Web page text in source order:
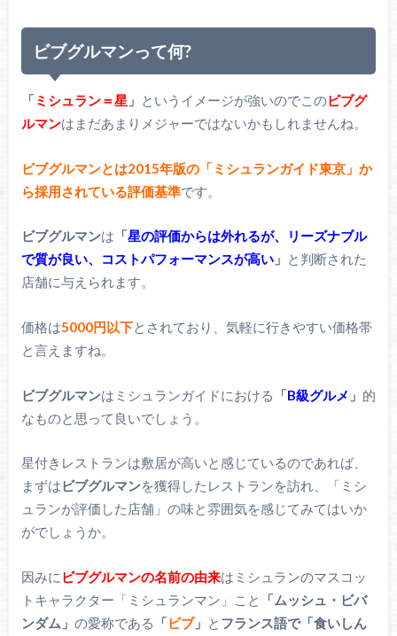
ビブグルマンって何?
「 ミシュラン＝星 」 というイメージが強いのでこのビブグ
ルマンはまだあまりメジャーではないかもしれませんね。
ビブグルマンとは2015年版の「ミシュランガイド東京」か
ら採用されている評価基準です。
ビブグルマンは 「星の評価からは外れるが、リーズナブル
で質が良い、コストパフォーマンスが高い」 と判断された
店舗に与えられます。
価格は5000円以下とされており、気軽に行きやすい価格帯
と言えますね。
ビブグルマンはミシュランガイドにおける 「B級グルメ 」 的
なものと思って良いでしょう。
星付きレストランは敷居が高いと感じているのであれば、
まずは ビブグルマンを獲得したレストランを訪れ、「ミシ
ュランが評価した店舗」の味と雰囲気を感じてみてはいか
がでしょうか。
因みに ビブグルマンの名前の由来はミシュランのマスコッ
トキャラクター「ミシュランマン」こと
「ムッシュ・ビバ
ンダム」 の愛称である 「ビブ」 と フランス語で「食いしん